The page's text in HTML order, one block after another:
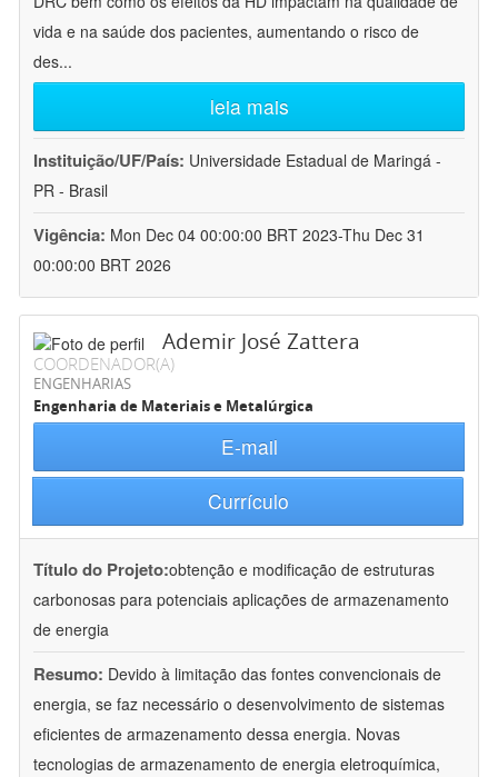
vida e na saúde dos pacientes, aumentando o risco de
des...
leia mais
Instituição/UF/País: Universidade Estadual de Maringá -
PR - Brasil
Vigência: Mon Dec 04 00:00:00 BRT 2023-Thu Dec 31
00:00:00 BRT 2026
Ademir José Zattera
COORDENADOR(A)
ENGENHARIAS
Engenharia de Materiais e Metalúrgica
E-mail
Currículo
Título do Projeto:obtenção e modificação de estruturas
carbonosas para potenciais aplicações de armazenamento
de energia
Resumo: Devido à limitação das fontes convencionais de
energia, se faz necessário o desenvolvimento de sistemas
eficientes de armazenamento dessa energia. Novas
tecnologias de armazenamento de energia eletroquímica,